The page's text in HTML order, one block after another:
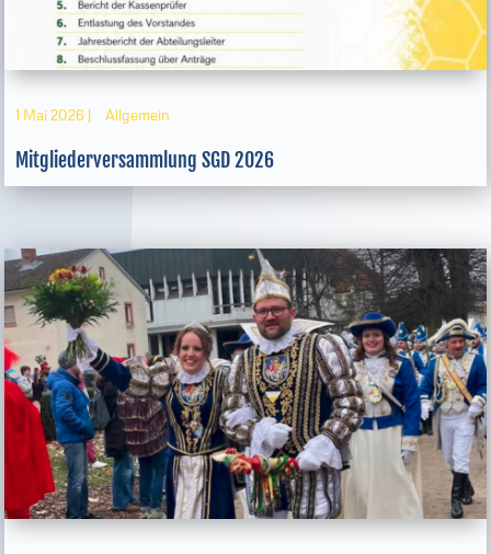
1 Mai 2026 | Allgemein
Mitgliederversammlung SGD 2026